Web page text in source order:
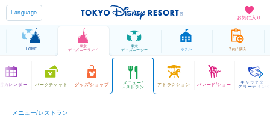
お気に入り
Language
HOME
東京
ディズニーランド
東京
ディズニーシー ホテル 予約 / 購入
カレンダー パークチケット グッズ/ショップ メニュー/
レストラン アトラクション パレード/ショー キャラクター
グリーティング
メニュー/レストラン